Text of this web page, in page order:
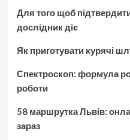
Для того щоб
дослідник діє
Як приготувати курячі
Спектроскоп: формула
роботи
58 маршрутка Львів:
зараз